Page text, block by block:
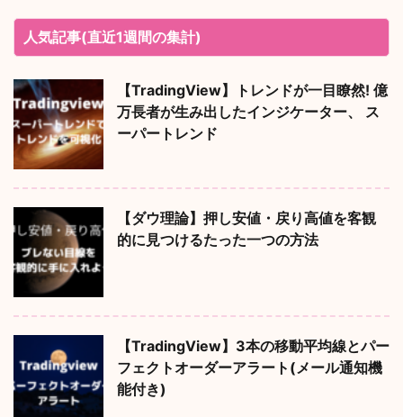
人気記事(直近1週間の集計)
【TradingView】トレンドが一目瞭然! 億
万長者が生み出したインジケーター、 ス
ーパートレンド
【ダウ理論】押し安値・戻り高値を客観
的に見つけるたった一つの方法
【TradingView】3本の移動平均線とパー
フェクトオーダーアラート(メール通知機
能付き)